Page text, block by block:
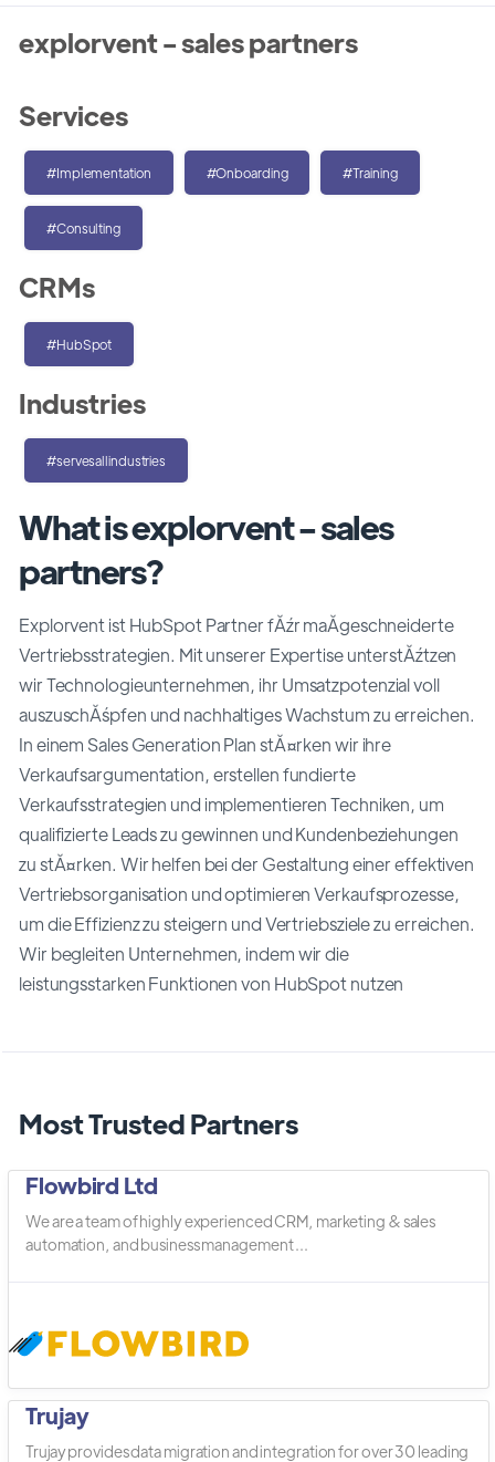
What is explorvent - sales
partners?
Explorvent ist HubSpot Partner fĂźr maĂgeschneiderte
Vertriebsstrategien. Mit unserer Expertise unterstĂźtzen
wir Technologieunternehmen, ihr Umsatzpotenzial voll
auszuschĂśpfen und nachhaltiges Wachstum zu erreichen.
In einem Sales Generation Plan stĂ¤rken wir ihre
Verkaufsargumentation, erstellen fundierte
Verkaufsstrategien und implementieren Techniken, um
qualifizierte Leads zu gewinnen und Kundenbeziehungen
zu stĂ¤rken. Wir helfen bei der Gestaltung einer effektiven
Vertriebsorganisation und optimieren Verkaufsprozesse,
um die Effizienz zu steigern und Vertriebsziele zu erreichen.
Wir begleiten Unternehmen, indem wir die
leistungsstarken Funktionen von HubSpot nutzen
Most Trusted Partners
Flowbird Ltd
We are a team of highly experienced CRM, marketing & sales
automation, and business management ...
Trujay
Trujay provides data migration and integration for over 30 leading
explorvent - sales partners
Services
#Implementation #Onboarding #Training
#Consulting
CRMs
#HubSpot
Industries
#servesallindustries